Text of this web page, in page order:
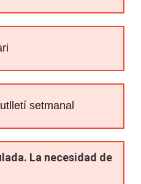
setmanal
La necesidad de